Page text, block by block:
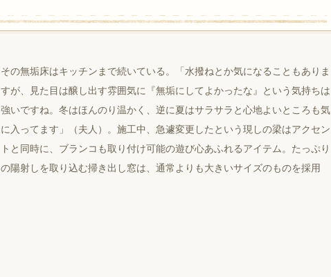
その無垢床はキッチンまで続いている。「水撥ねとか気になることもありま
すが、見た目は醸し出す雰囲気に『無垢にしてよかったな』という気持ちは
強いですね。冬はほんのり温かく、逆に夏はサラサラと心地よいところも気
に入ってます」（夫人）。施工中、急遽変更したという現しの梁はアクセン
トと同時に、ブランコも取り付け可能の遊び心あふれるアイテム。たっぷり
の陽射しを取り込む掃き出し窓は、通常よりも大きいサイズのものを採用